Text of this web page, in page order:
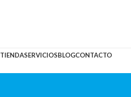
TIENDASERVICIOSBLOGCONTACTO